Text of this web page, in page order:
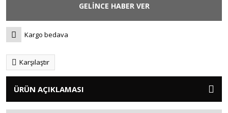
GELİNCE HABER VER
Kargo bedava
Karşılaştır
ÜRÜN AÇIKLAMASI